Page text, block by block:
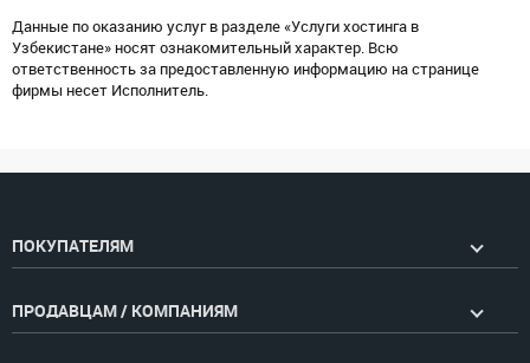
Данные по оказанию услуг в разделе «Услуги хостинга в
Узбекистане» носят ознакомительный характер. Всю
ответственность за предоставленную информацию на странице
фирмы несет Исполнитель.
ПОКУПАТЕЛЯМ
ПРОДАВЦАМ / КОМПАНИЯМ